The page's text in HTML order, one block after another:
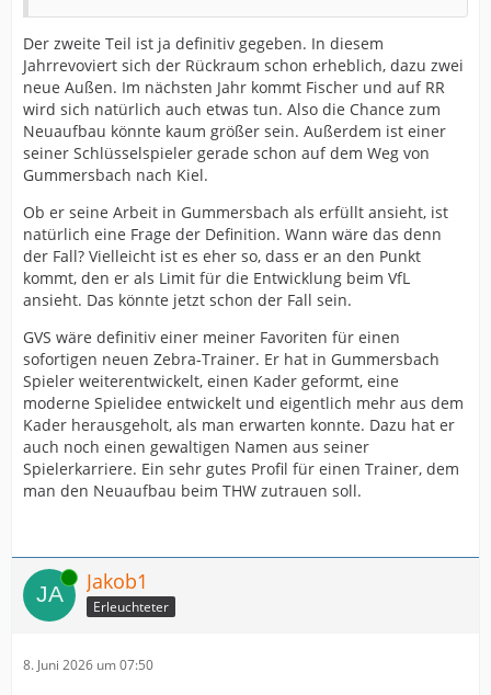
Der zweite Teil ist ja definitiv gegeben. In diesem
Jahrrevoviert sich der Rückraum schon erheblich, dazu zwei
neue Außen. Im nächsten Jahr kommt Fischer und auf RR
wird sich natürlich auch etwas tun. Also die Chance zum
Neuaufbau könnte kaum größer sein. Außerdem ist einer
seiner Schlüsselspieler gerade schon auf dem Weg von
Gummersbach nach Kiel.
Ob er seine Arbeit in Gummersbach als erfüllt ansieht, ist
natürlich eine Frage der Definition. Wann wäre das denn
der Fall? Vielleicht ist es eher so, dass er an den Punkt
kommt, den er als Limit für die Entwicklung beim VfL
ansieht. Das könnte jetzt schon der Fall sein.
GVS wäre definitiv einer meiner Favoriten für einen
sofortigen neuen Zebra-Trainer. Er hat in Gummersbach
Spieler weiterentwickelt, einen Kader geformt, eine
moderne Spielidee entwickelt und eigentlich mehr aus dem
Kader herausgeholt, als man erwarten konnte. Dazu hat er
auch noch einen gewaltigen Namen aus seiner
Spielerkarriere. Ein sehr gutes Profil für einen Trainer, dem
man den Neuaufbau beim THW zutrauen soll.
Online Jakob1
Erleuchteter
8. Juni 2026 um 07:50